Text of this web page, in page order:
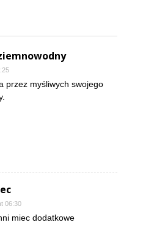
przez myśliwych swojego
06:30
miec dodatkowe